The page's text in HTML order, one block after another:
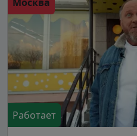
Работает